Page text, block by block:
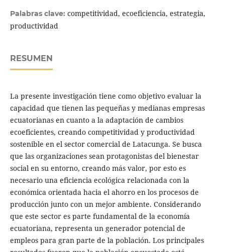
Palabras clave: competitividad, ecoeficiencia, estrategia,
productividad
RESUMEN
La presente investigación tiene como objetivo evaluar la
capacidad que tienen las pequeñas y medianas empresas
ecuatorianas en cuanto a la adaptación de cambios
ecoeficientes, creando competitividad y productividad
sostenible en el sector comercial de Latacunga. Se busca
que las organizaciones sean protagonistas del bienestar
social en su entorno, creando más valor, por esto es
necesario una eficiencia ecológica relacionada con la
económica orientada hacia el ahorro en los procesos de
producción junto con un mejor ambiente. Considerando
que este sector es parte fundamental de la economía
ecuatoriana, representa un generador potencial de
empleos para gran parte de la población. Los principales